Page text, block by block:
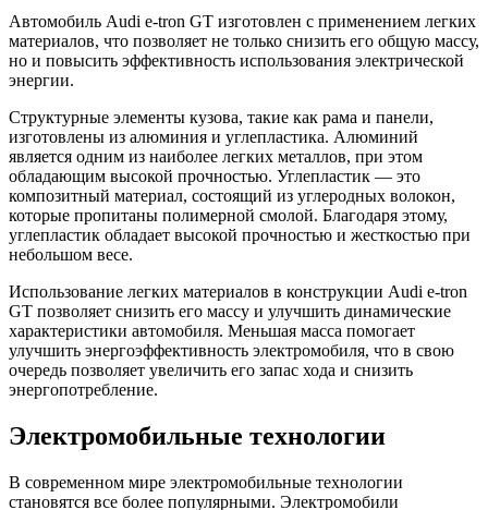
Автомобиль Audi e-tron GT изготовлен с применением легких
материалов, что позволяет не только снизить его общую массу,
но и повысить эффективность использования электрической
энергии.
Структурные элементы кузова, такие как рама и панели,
изготовлены из алюминия и углепластика. Алюминий
является одним из наиболее легких металлов, при этом
обладающим высокой прочностью. Углепластик — это
композитный материал, состоящий из углеродных волокон,
которые пропитаны полимерной смолой. Благодаря этому,
углепластик обладает высокой прочностью и жесткостью при
небольшом весе.
Использование легких материалов в конструкции Audi e-tron
GT позволяет снизить его массу и улучшить динамические
характеристики автомобиля. Меньшая масса помогает
улучшить энергоэффективность электромобиля, что в свою
очередь позволяет увеличить его запас хода и снизить
энергопотребление.
Электромобильные технологии
В современном мире электромобильные технологии
становятся все более популярными. Электромобили